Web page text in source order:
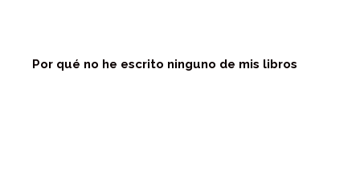
Por qué no he escrito ninguno de mis libros